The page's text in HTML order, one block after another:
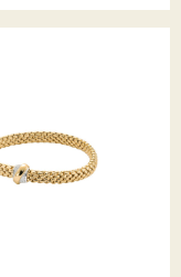
KOLLEKTION